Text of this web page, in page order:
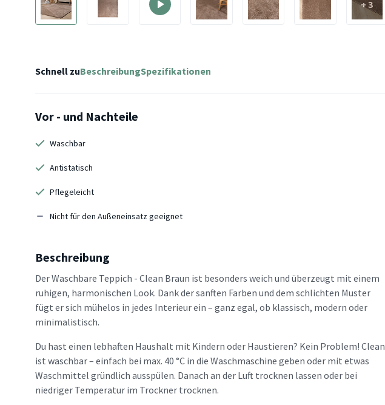
+ 3
Schnell zuBeschreibungSpezifikationen
Vor - und Nachteile
Waschbar
Antistatisch
Pflegeleicht
Nicht für den Außeneinsatz geeignet
Beschreibung
Der Waschbare Teppich - Clean Braun ist besonders weich und überzeugt mit einem
ruhigen, harmonischen Look. Dank der sanften Farben und dem schlichten Muster
fügt er sich mühelos in jedes Interieur ein – ganz egal, ob klassisch, modern oder
minimalistisch.
Du hast einen lebhaften Haushalt mit Kindern oder Haustieren? Kein Problem! Clean
ist waschbar – einfach bei max. 40 °C in die Waschmaschine geben oder mit etwas
Waschmittel gründlich ausspülen. Danach an der Luft trocknen lassen oder bei
niedriger Temperatur im Trockner trocknen.